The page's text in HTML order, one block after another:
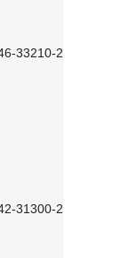
33210-2601
31300-2601